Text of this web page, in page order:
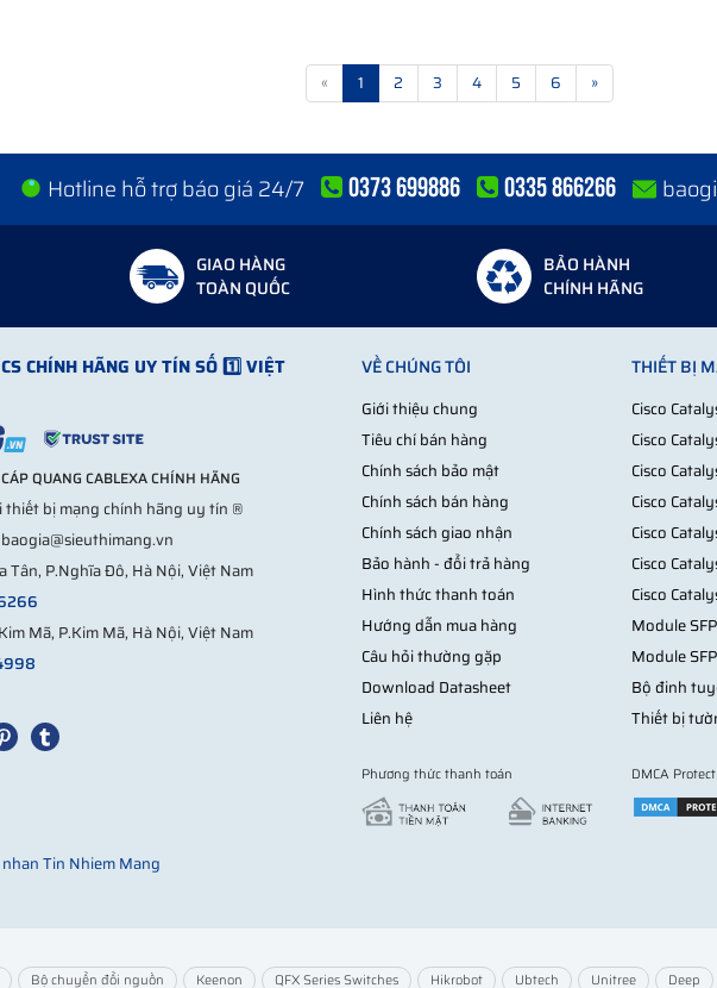
trời
chuột không
cách nhau 300m nhưng dùng cáp mạng đồng. Kết quả là tín hiệu chập chờn. Sau khi chuyển
chỉ cần kết nối 30m nhưng vẫn dùng cáp quang. Kết quả là chi phí cao mà không mang lại lợi
mức
chuyên nghiệp
không nằm ở cáp mà ở điểm nối.
đúng, nhưng nhạy cảm với việc bẻ cong hoặc kéo mạnh.
hoặc bộ chuyển đổi.
« 1 2 3 4 5 6 »
Hotline hỗ trợ báo giá 24/7 0373 699886 0335 866266
GIAO HÀNG
TOÀN QUỐC
BẢO HÀNH
CHÍNH HÃNG
CHÍNH HÃNG UY TÍN SỐ 1️⃣ VIỆT
QUANG CABLEXA CHÍNH HÃNG
thiết bị mạng chính hãng uy tín ®
Tân, P.Nghĩa Đô, Hà Nội, Việt Nam
Mã, P.Kim Mã, Hà Nội, Việt Nam
VỀ CHÚNG TÔI
Giới thiệu chung
Tiêu chí bán hàng
Chính sách bảo mật
Chính sách bán hàng
Chính sách giao nhận
Bảo hành - đổi trả hàng
Hình thức thanh toán
Hướng dẫn mua hàng
Câu hỏi thường gặp
Download Datasheet
Liên hệ
Phương thức thanh toán
THIẾT BỊ
Cisco
Cisco
Cisco
Cisco
Cisco
Cisco
Cisco
Module
Module
Bộ đinh
Thiết bị
DMCA
Bộ chuyển đổi nguồn Keenon QFX Series Switches Hikrobot Ubtech Unitree Deep